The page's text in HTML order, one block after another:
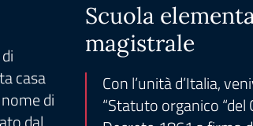
casa
di
Scuola
magistrale
Con l’unità d’Italia,
“Statuto organico “del